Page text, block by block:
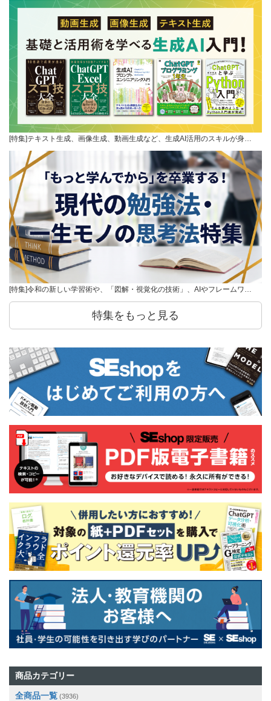
[特集]テキスト生成、画像生成、動画生成など、生成AI活用のスキルが身…
[特集]令和の新しい学習術や、「図解・視覚化の技術」、AIやフレームワ…
特集をもっと見る
商品カテゴリー
全商品一覧 (3936)